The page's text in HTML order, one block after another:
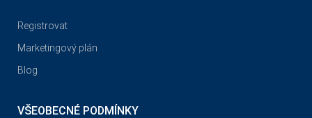
Registrovat
Marketingový plán
Blog
VŠEOBECNÉ PODMÍNKY